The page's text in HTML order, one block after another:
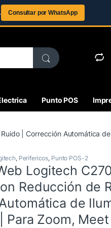
Consultar por WhatsApp
Punto POS
| Corrección Automática
, Perifericos, Punto POS-2
Logitech
Reducción de
de
Para Zoom,